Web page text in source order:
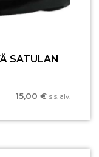
SATULAN
15,00 € sis. alv.